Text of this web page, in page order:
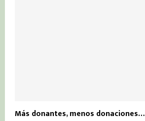
Más donantes, menos donaciones…